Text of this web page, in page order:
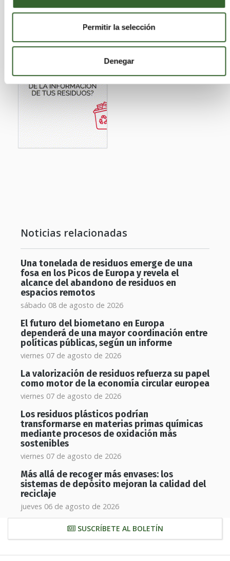
Permitir la selección
Denegar
Noticias relacionadas
Una tonelada de residuos emerge de una
fosa en los Picos de Europa y revela el
alcance del abandono de residuos en
espacios remotos
sábado 08 de agosto de 2026
El futuro del biometano en Europa
dependerá de una mayor coordinación entre
políticas públicas, según un informe
viernes 07 de agosto de 2026
La valorización de residuos refuerza su papel
como motor de la economía circular europea
viernes 07 de agosto de 2026
Los residuos plásticos podrían
transformarse en materias primas químicas
mediante procesos de oxidación más
sostenibles
viernes 07 de agosto de 2026
Más allá de recoger más envases: los
sistemas de depósito mejoran la calidad del
reciclaje
jueves 06 de agosto de 2026
SUSCRÍBETE AL BOLETÍN